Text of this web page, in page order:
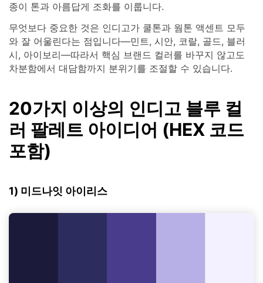
종이 톤과 아름답게 조화를 이룹니다.
무엇보다 중요한 것은 인디고가 쿨톤과 웜톤 액센트 모두
와 잘 어울린다는 점입니다—민트, 시안, 코랄, 골드, 블러
시, 아이보리—따라서 핵심 브랜드 컬러를 바꾸지 않고도
차분함에서 대담함까지 분위기를 조절할 수 있습니다.
20가지 이상의 인디고 블루 컬
러 팔레트 아이디어 (HEX 코드
포함)
1) 미드나잇 아이리스